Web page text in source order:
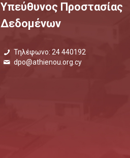
Υπεύθυνος Προστασίας
Δεδομένων
Τηλέφωνο: 24 440192
dpo@athienou.org.cy